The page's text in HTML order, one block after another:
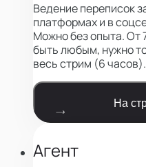
Ведение переписок
платформах и в
Можно без опыта. От
быть любым, нужно
весь стрим (6 часов).
На
Агент